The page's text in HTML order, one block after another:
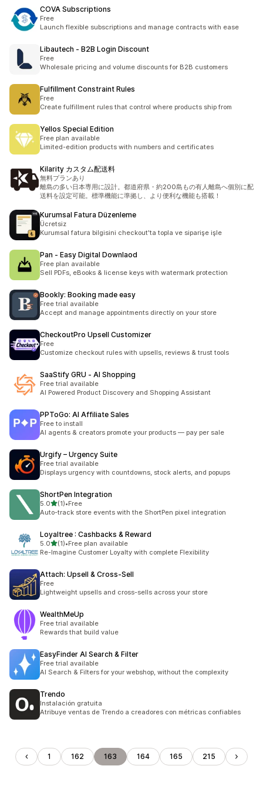
COVA Subscriptions
Free
Launch flexible subscriptions and manage contracts with ease
Libautech ‑ B2B Login Discount
Free
Wholesale pricing and volume discounts for B2B customers
Fulfillment Constraint Rules
Free
Create fulfillment rules that control where products ship from
Yellos Special Edition
Free plan available
Limited-edition products with numbers and certificates
Kilarity カスタム配送料
無料プランあり
離島の多い日本専用に設計。都道府県・約200島もの有人離島へ個別に配
送料を設定可能。標準機能に準拠し、より便利な機能も搭載！
Kurumsal Fatura Düzenleme
Ücretsiz
Kurumsal fatura bilgisini checkout'ta topla ve siparişe işle
Pan ‑ Easy Digital Downlaod
Free plan available
Sell PDFs, eBooks & license keys with watermark protection
Bookly: Booking made easy
Free trial available
Accept and manage appointments directly on your store
CheckoutPro Upsell Customizer
Free
Customize checkout rules with upsells, reviews & trust tools
SaaStify GRU ‑ AI Shopping
Free trial available
AI Powered Product Discovery and Shopping Assistant
PPToGo: AI Affiliate Sales
Free to install
AI agents & creators promote your products — pay per sale
Urgify – Urgency Suite
Free trial available
Displays urgency with countdowns, stock alerts, and popups
ShortPen Integration
5.0เต็ม 5 ดาว
(1)
ทั้งหมด 1 รีวิว
•Free
Auto-track store events with the ShortPen pixel integration
Loyaltree : Cashbacks & Reward
5.0เต็ม 5 ดาว
(1)
ทั้งหมด 1 รีวิว
•Free plan available
Re-Imagine Customer Loyalty with complete Flexibility
Attach: Upsell & Cross‑Sell
Free
Lightweight upsells and cross-sells across your store
WealthMeUp
Free trial available
Rewards that build value
EasyFinder AI Search & Filter
Free trial available
AI Search & Filters for your webshop, without the complexity
Trendo
Instalación gratuita
Atribuye ventas de Trendo a creadores con métricas confiables
1 162 163 164 165 215